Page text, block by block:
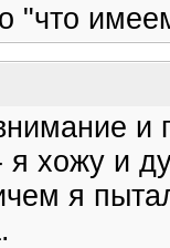
"что
и
я хожу и
я